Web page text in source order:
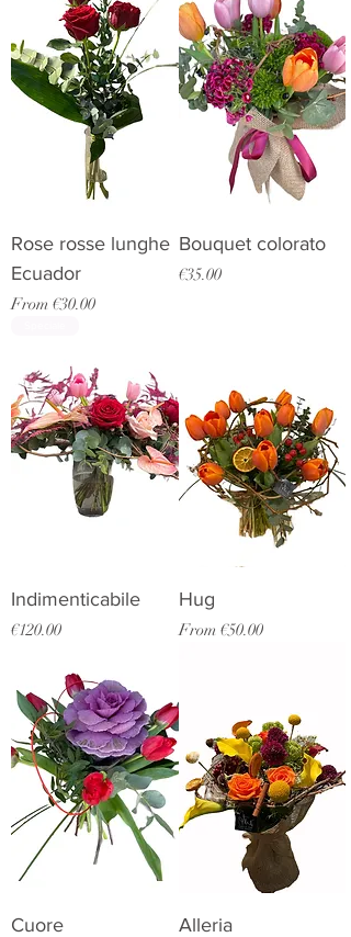
Rose rosse lunghe
Ecuador
From €30.00
Sale Price
Bouquet colorato
Price
€35.00
Indimenticabile
Price
€120.00
Hug
From €50.00
Sale Price
Cuore Alleria